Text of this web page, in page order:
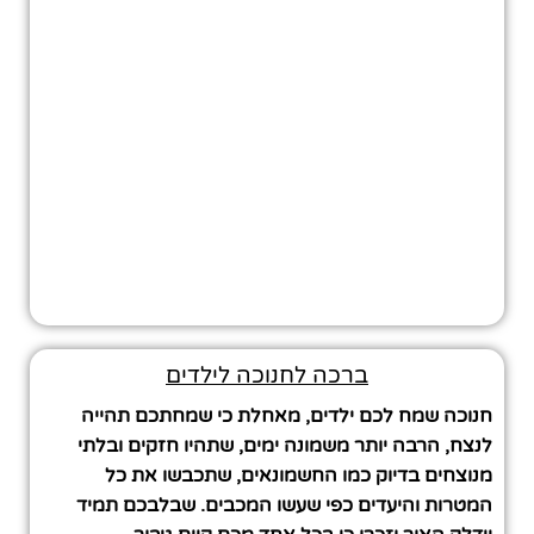
ברכה לחנוכה לילדים
חנוכה שמח לכם ילדים, מאחלת כי שמחתכם תהייה
לנצח, הרבה יותר משמונה ימים, שתהיו חזקים ובלתי
מנוצחים בדיוק כמו החשמונאים, שתכבשו את כל
המטרות והיעדים כפי שעשו המכבים. שבלבכם תמיד